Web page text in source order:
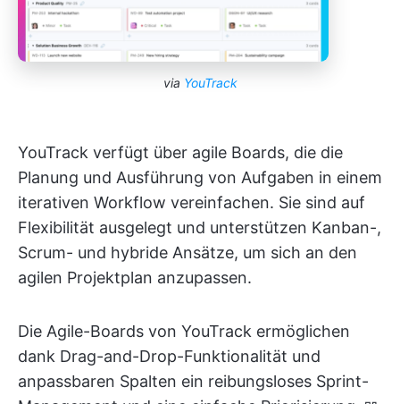
via YouTrack
YouTrack verfügt über agile Boards, die die
Planung und Ausführung von Aufgaben in einem
iterativen Workflow vereinfachen. Sie sind auf
Flexibilität ausgelegt und unterstützen Kanban-,
Scrum- und hybride Ansätze, um sich an den
agilen Projektplan anzupassen.
Die Agile-Boards von YouTrack ermöglichen
dank Drag-and-Drop-Funktionalität und
anpassbaren Spalten ein reibungsloses Sprint-